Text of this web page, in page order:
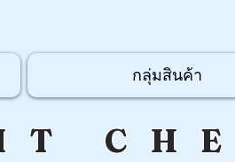
กลุ่มสินค้า